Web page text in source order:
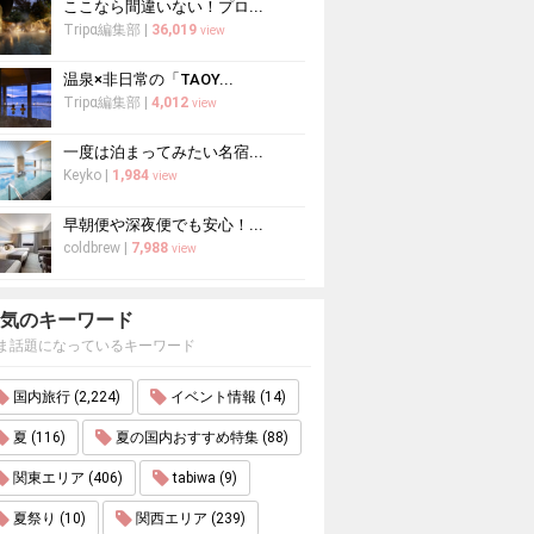
ここなら間違いない！プロ...
Tripα編集部 36,019 view
温泉×非日常の「TAOY...
Tripα編集部 4,012 view
一度は泊まってみたい名宿...
Keyko 1,984 view
早朝便や深夜便でも安心！...
coldbrew 7,988 view
のキーワード
話題になっているキーワード
国内旅行 (2,224) イベント情報 (14)
夏 (116) 夏の国内おすすめ特集 (88)
関東エリア (406) tabiwa (9)
夏祭り (10) 関西エリア (239)